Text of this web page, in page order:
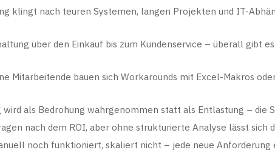
klingt nach teuren Systemen, langen Projekten und IT-
über den Einkauf bis zum Kundenservice – überall gibt
Mitarbeitende bauen sich Workarounds mit Excel-Makros
als Bedrohung wahrgenommen statt als Entlastung – die
nach dem ROI, aber ohne strukturierte Analyse lässt sich
noch funktioniert, skaliert nicht – jede neue